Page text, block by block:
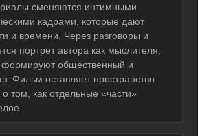
сменяются интимными
кадрами, которые дают
и времени. Через разговоры и
портрет автора как мыслителя,
формируют общественный и
Фильм оставляет пространство
том, как отдельные «части»